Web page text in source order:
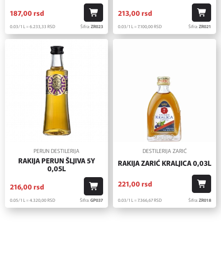
187,00 rsd
0.03/1 L = 6.233,33 RSD Šifra:ZR023
213,00 rsd
0.03/1 L = 7.100,00RSD Šifra:ZR021
PERUN DESTILERIJA
RAKIJA PERUN ŠLJIVA 5Y
0,05L
216,00 rsd
0.05/1 L = 4.320,00RSD Šifra:GP037
DESTILERIJA ZARIĆ
RAKIJA ZARIĆ KRALJICA 0,03L
221,00 rsd
0.03/1 L = 7.366,67RSD Šifra:ZR018